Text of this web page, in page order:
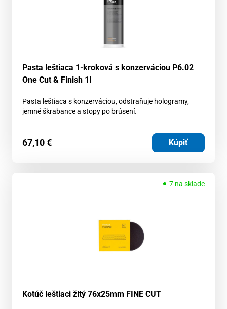
Pasta leštiaca 1-kroková s konzerváciou P6.02
One Cut & Finish 1l
Pasta leštiaca s konzerváciou, odstraňuje hologramy,
jemné škrabance a stopy po brúsení.
67,10€ Kúpiť
7 na sklade
Kotúč leštiaci žltý 76x25mm FINE CUT